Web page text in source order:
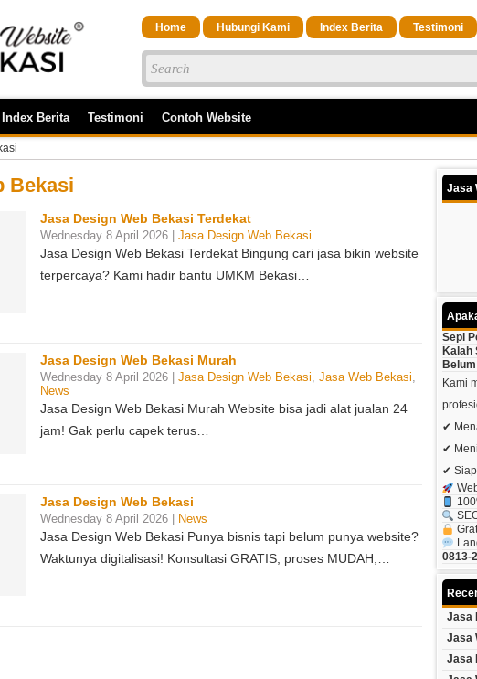
Home Hubungi Kami Index Berita Testimoni
Index Berita Testimoni Contoh Website
Bekasi
Jasa Design Web Bekasi Terdekat
Wednesday 8 April 2026 | Jasa Design Web Bekasi
Jasa Design Web Bekasi Terdekat Bingung cari jasa bikin website
terpercaya? Kami hadir bantu UMKM Bekasi…
Jasa Design Web Bekasi Murah
Wednesday 8 April 2026 | Jasa Design Web Bekasi, Jasa Web Bekasi,
News
Jasa Design Web Bekasi Murah Website bisa jadi alat jualan 24
jam! Gak perlu capek terus…
Jasa Design Web Bekasi
Wednesday 8 April 2026 | News
Jasa Design Web Bekasi Punya bisnis tapi belum punya website?
Waktunya digitalisasi! Konsultasi GRATIS, proses MUDAH,…
Jasa
Sepi
Kalah
Kami
✔
✔
✔
0813-
Jasa
Jasa
Jasa